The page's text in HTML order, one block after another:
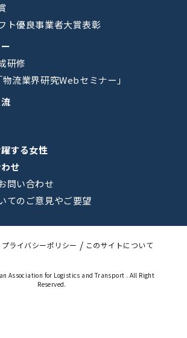
ト優良事業者大賞表彰
研修
流業界研究Webセミナー」
する女性
せ
問い合わせ
てのご意見やご要望
プライバシーポリシー このサイトについて
Association for Logistics and Transport . All Right
Reserved.